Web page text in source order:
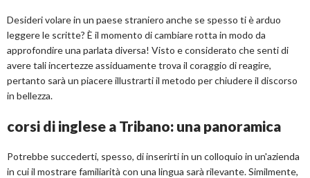
Desideri volare in un paese straniero anche se spesso ti è arduo
leggere le scritte? È il momento di cambiare rotta in modo da
approfondire una parlata diversa! Visto e considerato che senti di
avere tali incertezze assiduamente trova il coraggio di reagire,
pertanto sarà un piacere illustrarti il metodo per chiudere il discorso
in bellezza.
corsi di inglese a Tribano: una panoramica
Potrebbe succederti, spesso, di inserirti in un colloquio in un'azienda
in cui il mostrare familiarità con una lingua sarà rilevante. Similmente,